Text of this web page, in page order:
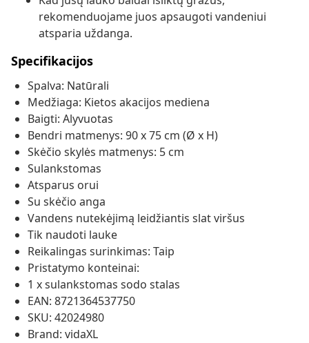
rekomenduojame juos apsaugoti vandeniui
atsparia uždanga.
Specifikacijos
Spalva: Natūrali
Medžiaga: Kietos akacijos mediena
Baigti: Alyvuotas
Bendri matmenys: 90 x 75 cm (Ø x H)
Skėčio skylės matmenys: 5 cm
Sulankstomas
Atsparus orui
Su skėčio anga
Vandens nutekėjimą leidžiantis slat viršus
Tik naudoti lauke
Reikalingas surinkimas: Taip
Pristatymo konteinai:
1 x sulankstomas sodo stalas
EAN: 8721364537750
SKU: 42024980
Brand: vidaXL